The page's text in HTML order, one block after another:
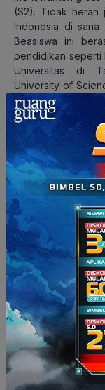
(S2). Tidak heran
Indonesia di
Beasiswa ini
pendidikan seperti
Universitas di
University of
University,
Univesity of
Berbagai
asrama dengan
8.000 NT atau
untuk mahasiswa
per tahunnya atau
hidup di negara ini
pertahun.
Bagaimana, apa
Bagi yang tertarik,
yuk maksimalin
ruangbelajar
pahami konsep